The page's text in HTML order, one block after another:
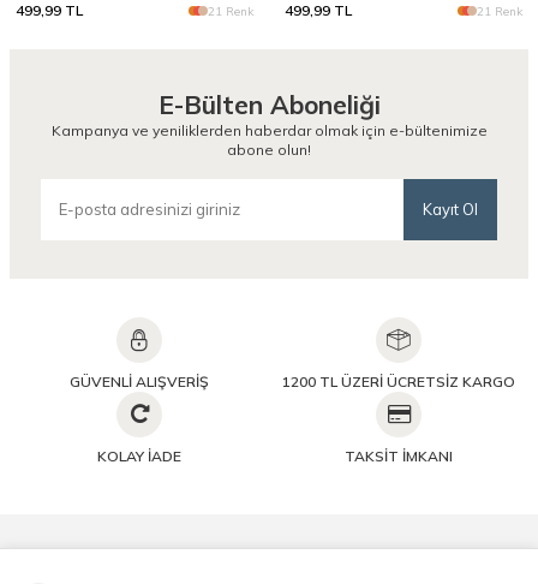
499,99 TL 21 Renk 499,99 TL 21 Renk
E-Bülten Aboneliği
Kampanya ve yeniliklerden haberdar olmak için e-bültenimize
abone olun!
Kayıt Ol
GÜVENLİ ALIŞVERİŞ 1200 TL ÜZERİ ÜCRETSİZ KARGO
KOLAY İADE TAKSİT İMKANI